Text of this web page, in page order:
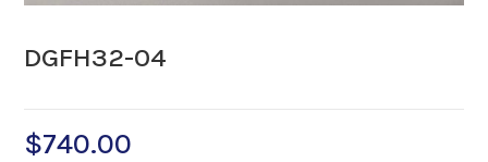
DGFH32-04
$740.00